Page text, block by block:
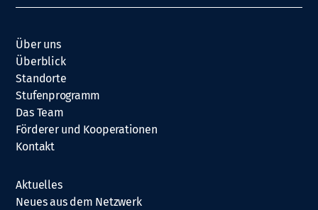
Über uns
Überblick
Standorte
Stufenprogramm
Das Team
Förderer und Kooperationen
Kontakt
Aktuelles
Neues aus dem Netzwerk